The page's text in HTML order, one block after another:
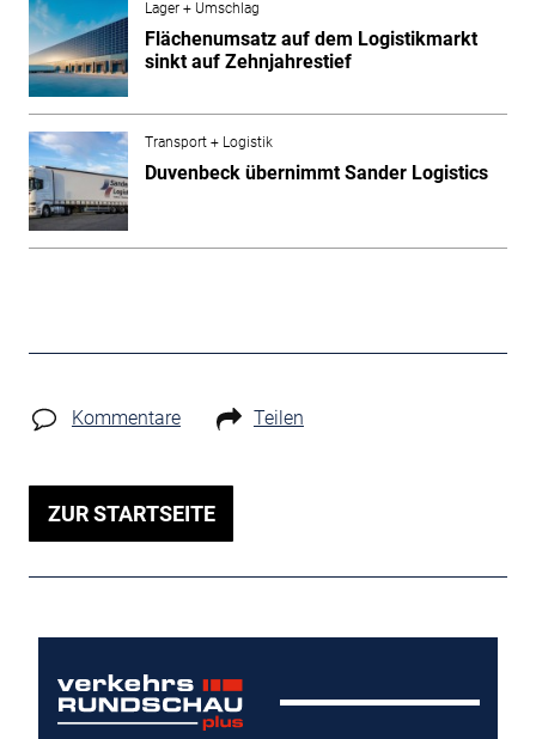
Lager + Umschlag
Flächenumsatz auf dem Logistikmarkt
sinkt auf Zehnjahrestief
Transport + Logistik
Duvenbeck übernimmt Sander Logistics
Kommentare Teilen
ZUR STARTSEITE